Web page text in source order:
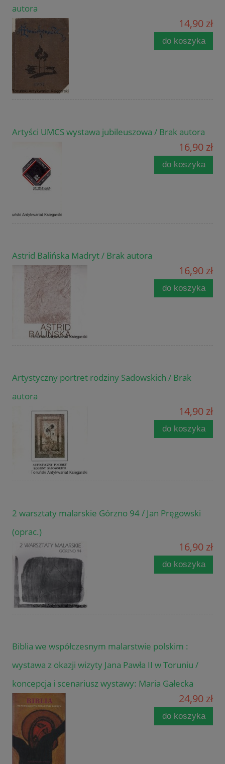
autora
14,90 zł
do koszyka
Artyści UMCS wystawa jubileuszowa / Brak autora
16,90 zł
do koszyka
Astrid Balińska Madryt / Brak autora
16,90 zł
do koszyka
Artystyczny portret rodziny Sadowskich / Brak
autora
14,90 zł
do koszyka
2 warsztaty malarskie Górzno 94 / Jan Pręgowski
(oprac.)
16,90 zł
do koszyka
Biblia we współczesnym malarstwie polskim :
wystawa z okazji wizyty Jana Pawła II w Toruniu /
koncepcja i scenariusz wystawy: Maria Gałecka
24,90 zł
do koszyka